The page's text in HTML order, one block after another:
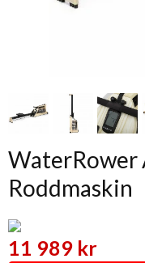
WaterRower
Roddmaskin
11 989 kr